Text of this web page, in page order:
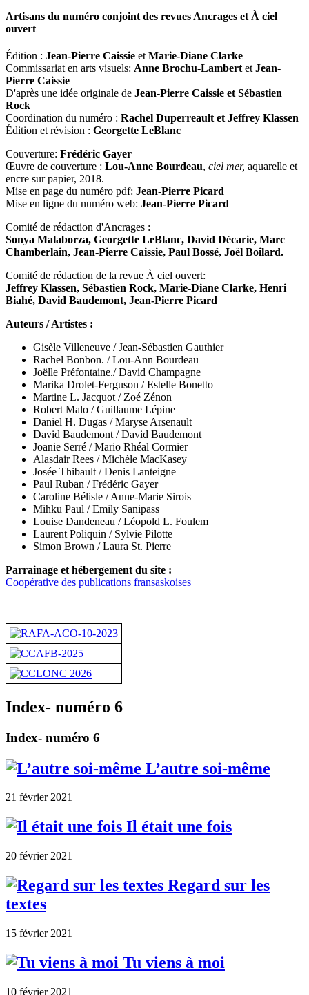
Artisans du numéro conjoint des revues Ancrages et À ciel
ouvert
Édition : Jean-Pierre Caissie et Marie-Diane Clarke
Commissariat en arts visuels: Anne Brochu-Lambert et Jean-
Pierre Caissie
D'après une idée originale de Jean-Pierre Caissie et Sébastien
Rock
Coordination du numéro : Rachel Duperreault et Jeffrey Klassen
Édition et révision : Georgette LeBlanc
Couverture: Frédéric Gayer
Œuvre de couverture : Lou-Anne Bourdeau, ciel mer, aquarelle et
encre sur papier, 2018.
Mise en page du numéro pdf: Jean-Pierre Picard
Mise en ligne du numéro web: Jean-Pierre Picard
Comité de rédaction d'Ancrages :
Sonya Malaborza, Georgette LeBlanc, David Décarie, Marc
Chamberlain, Jean-Pierre Caissie, Paul Bossé, Joël Boilard.
Comité de rédaction de la revue À ciel ouvert:
Jeffrey Klassen, Sébastien Rock, Marie-Diane Clarke, Henri
Biahé, David Baudemont, Jean-Pierre Picard
Auteurs / Artistes :
Gisèle Villeneuve / Jean-Sébastien Gauthier
Rachel Bonbon. / Lou-Ann Bourdeau
Joëlle Préfontaine./ David Champagne
Marika Drolet-Ferguson / Estelle Bonetto
Martine L. Jacquot / Zoé Zénon
Robert Malo / Guillaume Lépine
Daniel H. Dugas / Maryse Arsenault
David Baudemont / David Baudemont
Joanie Serré / Mario Rhéal Cormier
Alasdair Rees /Michèle MacKasey
Josée Thibault / Denis Lanteigne
Paul Ruban / Frédéric Gayer
Caroline Bélisle / Anne-Marie Sirois
Mihku Paul / Emily Sanipass
Louise Dandeneau /Léopold L. Foulem
Laurent Poliquin / Sylvie Pilotte
Simon Brown / Laura St. Pierre
Parrainage et hébergement du site :
Coopérative des publications fransaskoises
Index- numéro 6
Index- numéro 6
L’autre soi-même
21 février 2021
Il était une fois
20 février 2021
Regard sur les
textes
15 février 2021
Tu viens à moi
10 février 2021